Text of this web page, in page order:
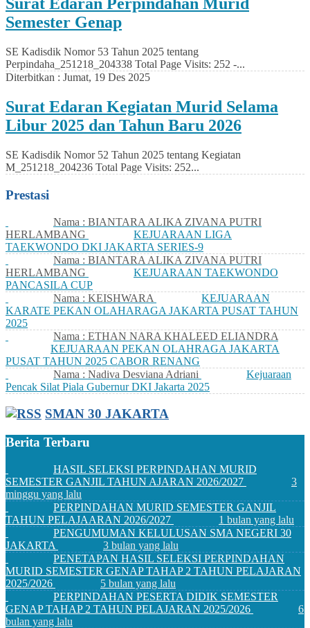
Surat Edaran Perpindahan Murid
Semester Genap
SE Kadisdik Nomor 53 Tahun 2025 tentang
Perpindaha_251218_204338 Total Page Visits: 252 -...
Diterbitkan : Jumat, 19 Des 2025
Surat Edaran Kegiatan Murid Selama
Libur 2025 dan Tahun Baru 2026
SE Kadisdik Nomor 52 Tahun 2025 tentang Kegiatan
M_251218_204236 Total Page Visits: 252...
Prestasi
Nama : BIANTARA ALIKA ZIVANA PUTRI
HERLAMBANG
KEJUARAAN LIGA
TAEKWONDO DKI JAKARTA SERIES-9
Nama : BIANTARA ALIKA ZIVANA PUTRI
HERLAMBANG
KEJUARAAN TAEKWONDO
PANCASILA CUP
Nama : KEISHWARA
KEJUARAAN
KARATE PEKAN OLAHARAGA JAKARTA PUSAT TAHUN
2025
Nama : ETHAN NARA KHALEED ELIANDRA
KEJUARAAN PEKAN OLAHRAGA JAKARTA
PUSAT TAHUN 2025 CABOR RENANG
Nama : Nadiva Desviana Adriani
Kejuaraan
Pencak Silat Piala Gubernur DKI Jakarta 2025
SMAN 30 JAKARTA
Berita Terbaru
HASIL SELEKSI PERPINDAHAN MURID
SEMESTER GANJIL TAHUN AJARAN 2026/2027
3
minggu yang lalu
PERPINDAHAN MURID SEMESTER GANJIL
TAHUN PELAJAARAN 2026/2027
1 bulan yang lalu
PENGUMUMAN KELULUSAN SMA NEGERI 30
JAKARTA
3 bulan yang lalu
PENETAPAN HASIL SELEKSI PERPINDAHAN
MURID SEMESTER GENAP TAHAP 2 TAHUN PELAJARAN
2025/2026
5 bulan yang lalu
PERPINDAHAN PESERTA DIDIK SEMESTER
GENAP TAHAP 2 TAHUN PELAJARAN 2025/2026
6
bulan yang lalu